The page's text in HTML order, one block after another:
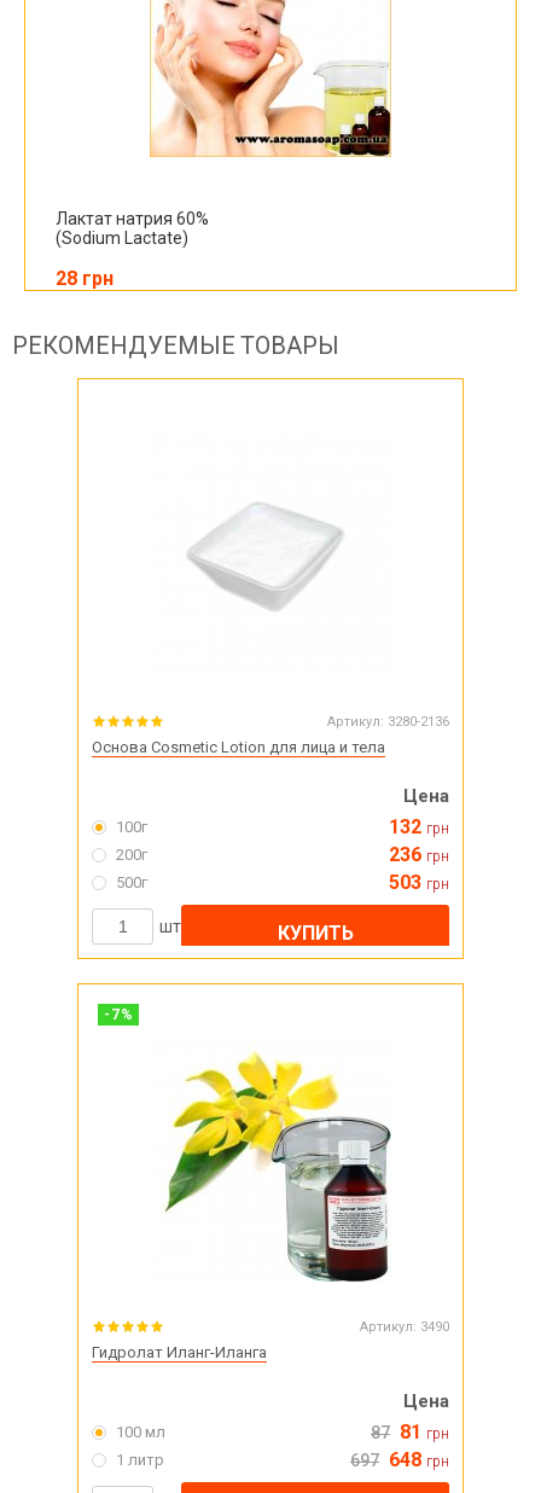
Лактат натрия 60%
(Sodium Lactate)
28 грн
РЕКОМЕНДУЕМЫЕ ТОВАРЫ
Артикул: 3280-2136
Основа Cosmetic Lotion для лица и тела
Цена
100г 132 грн
200г 236 грн
500г 503 грн
шт КУПИТЬ
- 7%
Артикул: 3490
Гидролат Иланг-Иланга
Цена
100 мл 87 81 грн
1 литр 697 648 грн